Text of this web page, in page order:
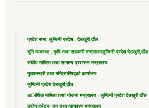
प्रदेश सभा, लुम्विनी प्रदेश , देउखुरी,दाँङ
भुमि व्यवस्था , कृषि तथा सहकारी मन्त्रालयलुम्विनी प्रदेश देउखुरी,दाँङ
संघीय मामिला तथा सामान्य प्रशासन मन्त्रालय
मुख्यमन्त्री तथा मन्त्रिपरिषद्को कार्यालय
लुम्विनी प्रदेश देउखुरी,दाँङ
अार्थिक मामिला तथा योजना मन्त्रालय - लुम्विनी प्रदेश देउखुरी,दाँङ
उद्याेग,पर्यटन, वन तथा वातावरण मन्त्रालय